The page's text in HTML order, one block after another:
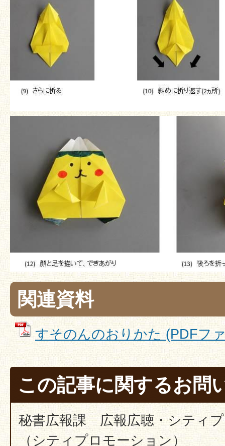
関連資料
すそのんのおりかた (PDFフ
この記事に関するお問
秘書広報課 広報広聴・シティ
（シティプロモーション）